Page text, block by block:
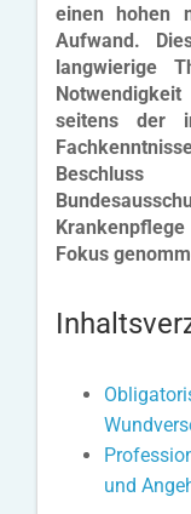
einen hohen
Aufwand.
langwierige
seitens der
Fokus
und